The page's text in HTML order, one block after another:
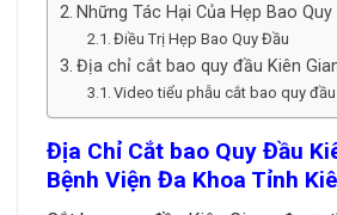
Những Tác Hại Của Hẹp Bao
Điều Trị Hẹp Bao Quy Đầu
Địa chỉ cắt bao quy đầu Kiên
Video tiểu phẫu cắt bao quy
Địa Chỉ Cắt bao Quy Đầu
Bệnh Viện Đa Khoa Tỉnh